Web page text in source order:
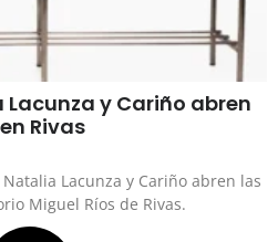
y Cariño abren
Rivas
Lacunza y Cariño abren las
Miguel Ríos de Rivas.